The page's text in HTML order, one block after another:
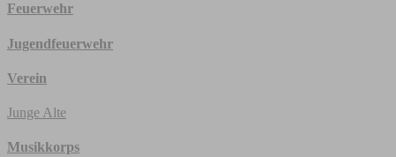
Feuerwehr
Jugendfeuerwehr
Verein
Junge Alte
Musikkorps